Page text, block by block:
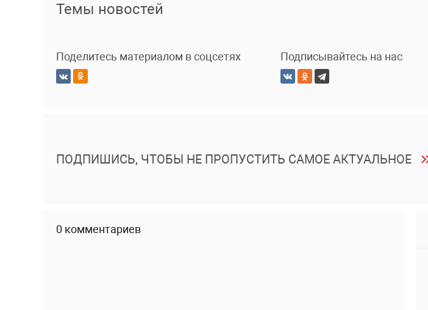
Темы новостей
Поделитесь материалом в соцсетях Подписывайтесь на нас
ПОДПИШИСЬ, ЧТОБЫ НЕ ПРОПУСТИТЬ САМОЕ АКТУАЛЬНОЕ
0 комментариев